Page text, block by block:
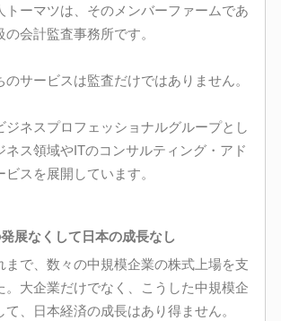
トーマツは、そのメンバーファームであ
の会計監査事務所です。
のサービスは監査だけではありません。
ジネスプロフェッショナルグループとし
ネス領域やITのコンサルティング・アド
スを展開しています。
展なくして日本の成長なし
まで、数々の中規模企業の株式上場を支
。大企業だけでなく、こうした中規模企
、日本経済の成長はあり得ません。